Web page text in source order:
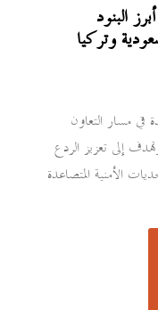
البنود
وتركيا
في مسار التعاون
إلى تعزيز الردع
الأمنية المتصاعدة